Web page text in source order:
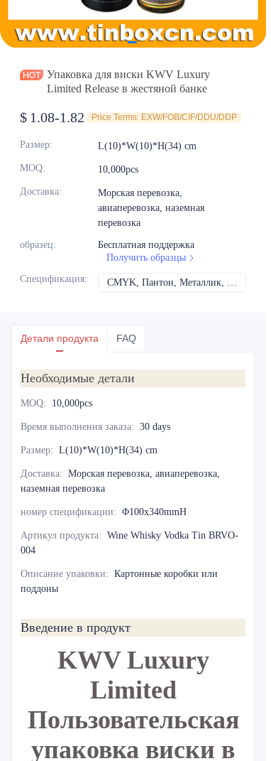
Упаковка для виски KWV Luxury
Limited Release в жестяной банке
$ 1.08-1.82 Price Terms: EXW/FOB/CIF/DDU/DDP
Размер: L(10)*W(10)*H(34) cm
MOQ: 10,000pcs
Доставка:
Морская перевозка,
авиаперевозка, наземная
перевозка
образец:
Бесплатная поддержка
Получить образцы
Спецификация: CMYK, Пантон, Металлик, Спот-цвет и т.д.
Детали продукта FAQ
Необходимые детали
MOQ: 10,000pcs
Время выполнения заказа: 30 days
Размер: L(10)*W(10)*H(34) cm
Доставка: Морская перевозка, авиаперевозка,
наземная перевозка
номер спецификации: Φ100x340mmH
Артикул продукта: Wine Whisky Vodka Tin BRVO-
004
Описание упаковки: Картонные коробки или
поддоны
Введение в продукт
KWV Luxury
Limited
Пользовательская
упаковка виски в
Новости